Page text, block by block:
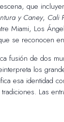
que
y Caney, Cali
Miami, Los
se reconocen
fusión de dos
los
esa identidad
Las